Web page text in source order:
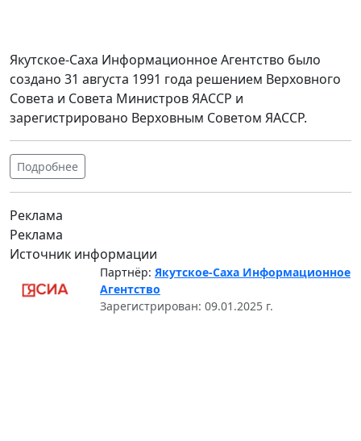
Якутское-Саха Информационное Агентство было
создано 31 августа 1991 года решением Верховного
Совета и Совета Министров ЯАССР и
зарегистрировано Верховным Советом ЯАССР.
Подробнее
Реклама
Реклама
Источник информации
Партнёр: Якутское-Саха Информационное
Агентство
Зарегистрирован: 09.01.2025 г.